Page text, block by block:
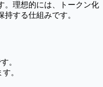
。理想的には、トークン化
する仕組みです。
。
。